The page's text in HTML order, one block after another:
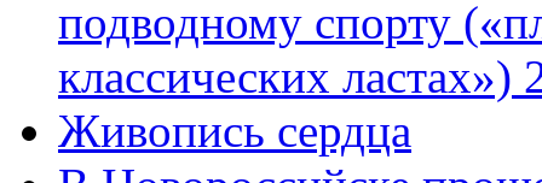
подводному спорту
классических
Живопись сердца